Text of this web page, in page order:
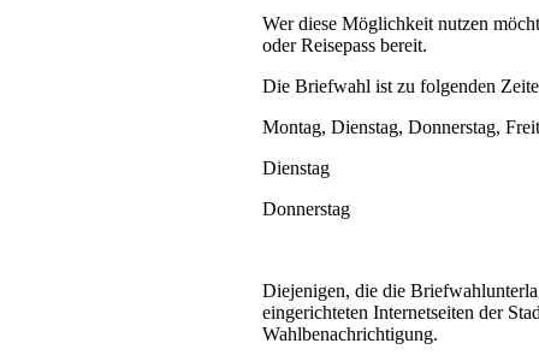
Wer diese Möglichkeit nutzen
oder Reisepass bereit.
Die Briefwahl ist zu folgenden
Montag, Dienstag,
Dienstag 13.30
Donnerstag
Diejenigen, die die
eingerichteten Internetseiten der
Wahlbenachrichtigung.